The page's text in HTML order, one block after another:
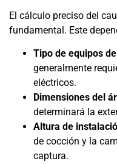
El cálculo preciso del
fundamental. Este
Tipo de equipos
generalmente
eléctricos.
Dimensiones del
determinará la
Altura de
de cocción y la
captura.